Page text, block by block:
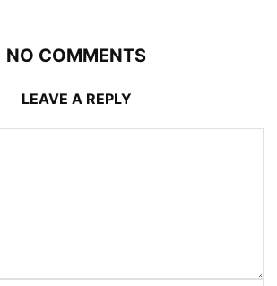
NO COMMENTS
LEAVE A REPLY